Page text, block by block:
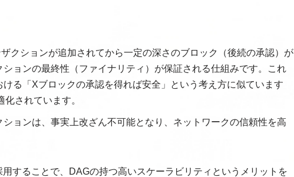
クションが追加されてから一定の深さのブロック（後続の承認）が
ョンの最終性（ファイナリティ）が保証される仕組みです。これ
る「Xブロックの承認を得れば安全」という考え方に似ています
されています。
ョンは、事実上改ざん不可能となり、ネットワークの信頼性を高
することで、DAGの持つ高いスケーラビリティというメリットを